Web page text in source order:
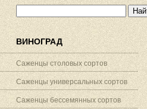
ВИНОГРАД
Саженцы столовых сортов
Саженцы универсальных сортов
Саженцы бессемянных сортов